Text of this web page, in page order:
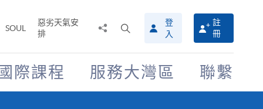
SOUL
惡劣天氣安
排
搜
尋
介
面
登
入
註
冊
際課程 服務大灣區 聯繫